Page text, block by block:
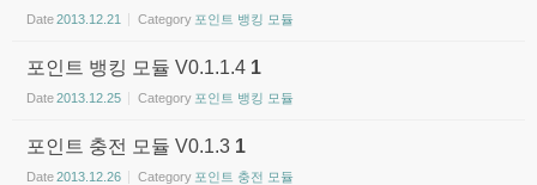
Date2013.12.21 Category 포인트 뱅킹 모듈
포인트 뱅킹 모듈 V0.1.1.4 1
Date2013.12.25 Category 포인트 뱅킹 모듈
포인트 충전 모듈 V0.1.3 1
Date2013.12.26 Category 포인트 충전 모듈